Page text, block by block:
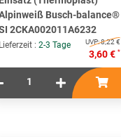
Busch-balance®
2CKA002011A6232
Lieferzeit : 2-3 Tage UVP:8,22 €
3,60 € *